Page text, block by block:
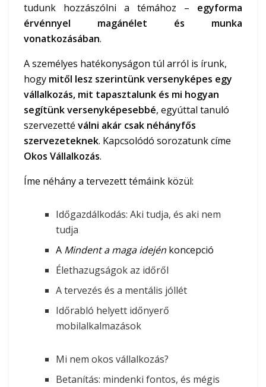
tudunk hozzászólni a témához – egyforma
érvénnyel magánélet és munka
vonatkozásában.
A személyes hatékonyságon túl arról is írunk,
hogy mitől lesz szerintünk versenyképes egy
vállalkozás, mit tapasztalunk és mi hogyan
segítünk versenyképesebbé, egyúttal tanuló
szervezetté válni akár csak néhányfős
szervezeteknek. Kapcsolódó sorozatunk címe
Okos Vállalkozás.
Íme néhány a tervezett témáink közül:
Időgazdálkodás: Aki tudja, és aki nem
tudja
A Mindent a maga idején koncepció
Élethazugságok az időről
A tervezés és a mentális jóllét
Időrabló helyett időnyerő
mobilalkalmazások
Mi nem okos vállalkozás?
Betanítás: mindenki fontos, és mégis